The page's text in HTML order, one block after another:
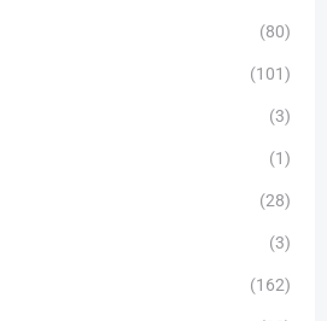
(80)
(101)
(3)
(1)
(28)
(3)
(162)